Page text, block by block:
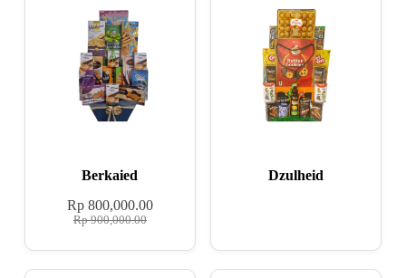
Berkaied
Rp900,000.00
Rp800,000.00
Dzulheid